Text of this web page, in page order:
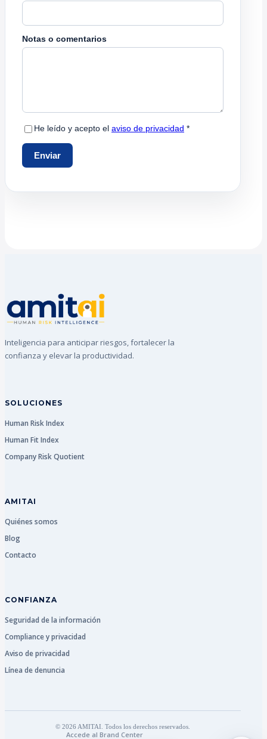
Inteligencia para anticipar riesgos, fortalecer la
confianza y elevar la productividad.
SOLUCIONES
Human Risk Index
Human Fit Index
Company Risk Quotient
AMITAI
Quiénes somos
Blog
Contacto
CONFIANZA
Seguridad de la información
Compliance y privacidad
Aviso de privacidad
Línea de denuncia
© 2026 AMITAI. Todos los derechos reservados.
Accede al Brand Center